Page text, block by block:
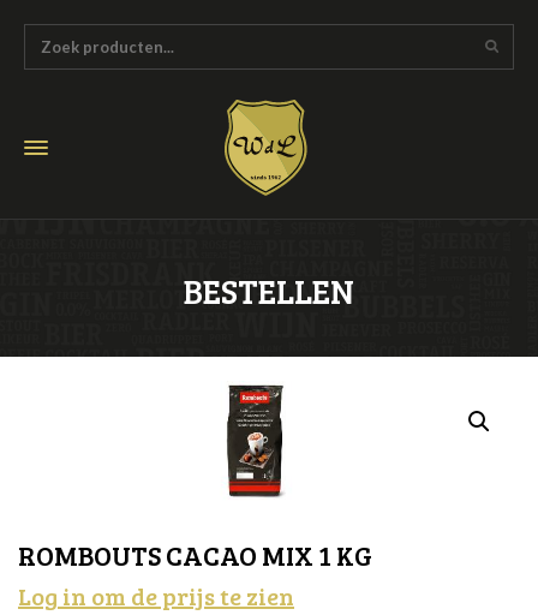
BESTELLEN
ROMBOUTS CACAO MIX 1 KG
Log in om de prijs te zien